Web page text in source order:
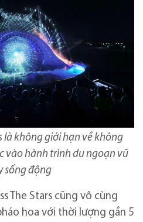
là không giới hạn về không
vào hành trình du ngoạn vũ
sống động
The Stars cũng vô cùng
hoa với thời lượng gần 5